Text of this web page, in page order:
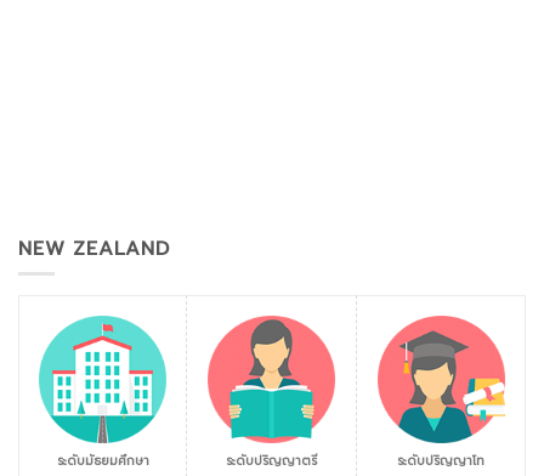
NEW ZEALAND
ระดับมัธยมศึกษา ระดับปริญญาตรี ระดับปริญญาโท